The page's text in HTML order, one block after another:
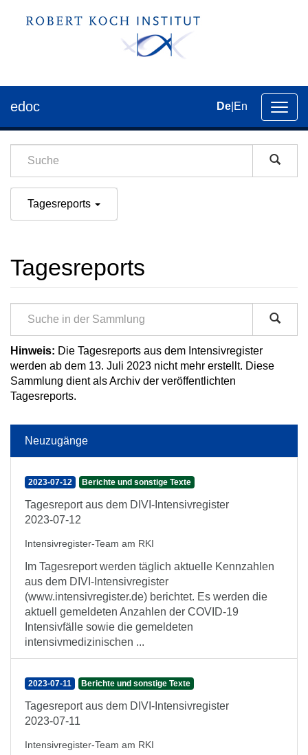
der
edoc De En
Tagesreports
Tagesreports
Hinweis: Die Tagesreports aus dem Intensivregister
werden ab dem 13. Juli 2023 nicht mehr erstellt. Diese
Sammlung dient als Archiv der veröffentlichten
Tagesreports.
Neuzugänge
2023-07-12 Berichte und sonstige Texte
Tagesreport aus dem DIVI-Intensivregister
2023-07-12
Intensivregister-Team am RKI
Im Tagesreport werden täglich aktuelle Kennzahlen
aus dem DIVI-Intensivregister
(www.intensivregister.de) berichtet. Es werden die
aktuell gemeldeten Anzahlen der COVID-19
Intensivfälle sowie die gemeldeten
intensivmedizinischen ...
2023-07-11 Berichte und sonstige Texte
Tagesreport aus dem DIVI-Intensivregister
2023-07-11
Intensivregister-Team am RKI